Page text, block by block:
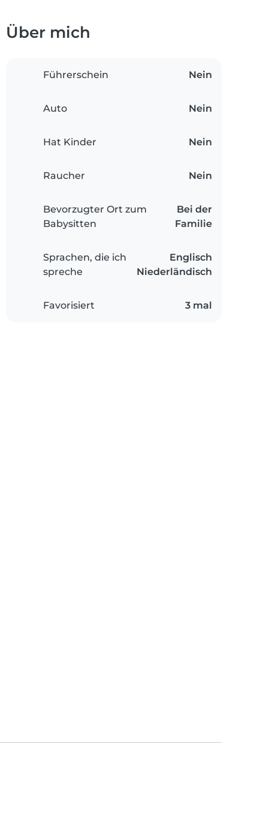
Über mich
Führerschein Nein
Auto Nein
Hat Kinder Nein
Raucher Nein
Bevorzugter Ort zum
Babysitten
Bei der
Familie
Sprachen, die ich
spreche
Englisch
Niederländisch
Favorisiert 3 mal